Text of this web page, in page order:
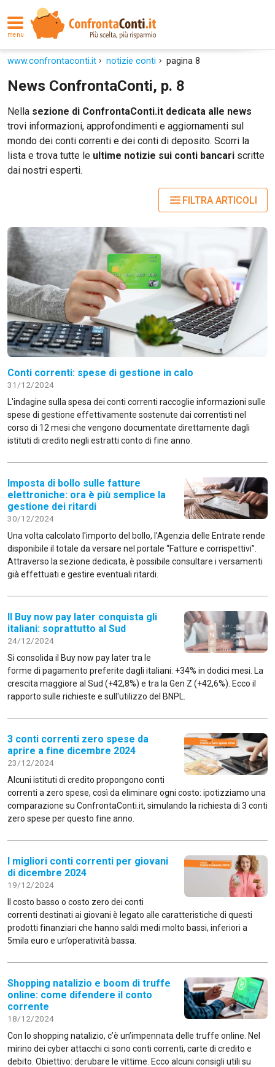
menu
www.confrontaconti.it notizie conti pagina 8
News ConfrontaConti, p. 8
Nella sezione di ConfrontaConti.it dedicata alle news
trovi informazioni, approfondimenti e aggiornamenti sul
mondo dei conti correnti e dei conti di deposito. Scorri la
lista e trova tutte le ultime notizie sui conti bancari scritte
dai nostri esperti.
FILTRA ARTICOLI
Conti correnti: spese di gestione in calo
31/12/2024
L'indagine sulla spesa dei conti correnti raccoglie informazioni sulle
spese di gestione effettivamente sostenute dai correntisti nel
corso di 12 mesi che vengono documentate direttamente dagli
istituti di credito negli estratti conto di fine anno.
Imposta di bollo sulle fatture
elettroniche: ora è più semplice la
gestione dei ritardi
30/12/2024
Una volta calcolato l'importo del bollo, l'Agenzia delle Entrate rende
disponibile il totale da versare nel portale “Fatture e corrispettivi”.
Attraverso la sezione dedicata, è possibile consultare i versamenti
già effettuati e gestire eventuali ritardi.
Il Buy now pay later conquista gli
italiani: soprattutto al Sud
24/12/2024
Si consolida il Buy now pay later tra le
forme di pagamento preferite dagli italiani: +34% in dodici mesi. La
crescita maggiore al Sud (+42,8%) e tra la Gen Z (+42,6%). Ecco il
rapporto sulle richieste e sull'utilizzo del BNPL.
3 conti correnti zero spese da
aprire a fine dicembre 2024
23/12/2024
Alcuni istituti di credito propongono conti
correnti a zero spese, così da eliminare ogni costo: ipotizziamo una
comparazione su ConfrontaConti.it, simulando la richiesta di 3 conti
zero spese per questo fine anno.
I migliori conti correnti per giovani
di dicembre 2024
19/12/2024
Il costo basso o costo zero dei conti
correnti destinati ai giovani è legato alle caratteristiche di questi
prodotti finanziari che hanno saldi medi molto bassi, inferiori a
5mila euro e un’operatività bassa.
Shopping natalizio e boom di truffe
online: come difendere il conto
corrente
18/12/2024
Con lo shopping natalizio, c’è un’impennata delle truffe online. Nel
mirino dei cyber attacchi ci sono conti correnti, carte di credito e
debito. Obiettivo: derubare le vittime. Ecco alcuni consigli utili su